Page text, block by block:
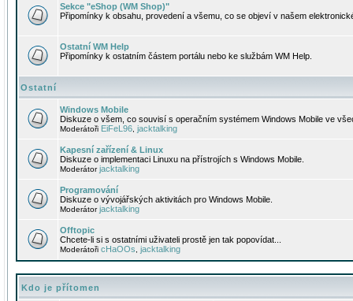
Sekce "eShop (WM Shop)"
Připomínky k obsahu, provedení a všemu, co se objeví v našem
Ostatní WM Help
Připomínky k ostatním částem portálu nebo ke službám WM Help.
Ostatní
Windows Mobile
Diskuze o všem, co souvisí s operačním systémem Windows Mobile ve
Moderátoři EiFeL96 jacktalking
Kapesní zařízení & Linux
Diskuze o implementaci Linuxu na přístrojích s Windows Mobile.
Moderátorjacktalking
Programování
Diskuze o vývojářských aktivitách pro Windows Mobile.
Moderátorjacktalking
Offtopic
Chcete-li si s ostatními uživateli prostě jen tak popovídat...
Moderátoři cHaOOs jacktalking
Kdo je přítomen